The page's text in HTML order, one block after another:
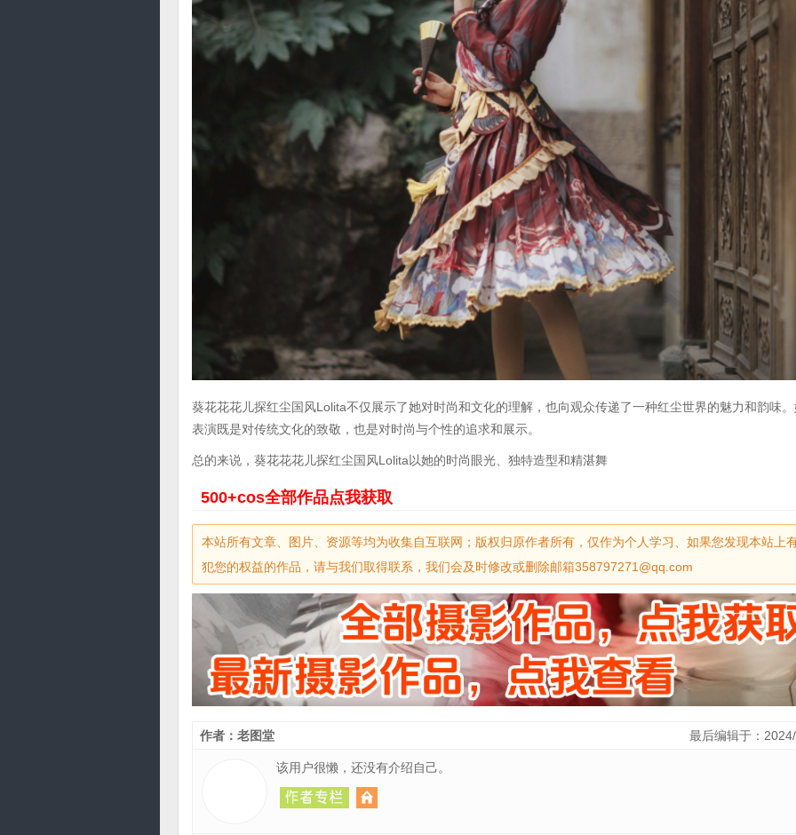
葵花花花儿探红尘国风Lolita不仅展示了她对时尚和文化的理解，也向观众传递了一种红尘世界的魅力和韵味
表演既是对传统文化的致敬，也是对时尚与个性的追求和展示。
总的来说，葵花花花儿探红尘国风Lolita以她的时尚眼光、独特造型和精湛舞
500+cos全部作品点我获取
本站所有文章、图片、资源等均为收集自互联网；版权归原作者所有，仅作为个人学习、如果您发现本站上
犯您的权益的作品，请与我们取得联系，我们会及时修改或删除邮箱358797271@qq.com
最后编辑于：
作者：老图堂
该用户很懒，还没有介绍自己。